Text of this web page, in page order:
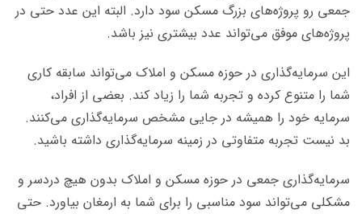
جمعی رو پروژه‌های بزرگ مسکن سود دارد. البته این عدد حتی در
پروژه‌های موفق می‌تواند عدد بیشتری نیز باشد.
این سرمایه‌گذاری در حوزه مسکن و املاک می‌تواند سابقه کاری
شما را متنوع کرده و تجربه شما را زیاد کند. بعضی از افراد،
سرمایه خود را همیشه در جایی مشخص سرمایه‌گذاری می‌کنند.
بد نیست تجربه متفاوتی در زمینه سرمایه‌گذاری داشته باشید.
سرمایه‌گذاری جمعی در حوزه مسکن و املاک بدون هیچ دردسر و
مشکلی می‌تواند سود مناسبی را برای شما به ارمغان بیاورد. حتی